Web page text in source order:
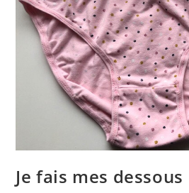
Je fais mes dessous